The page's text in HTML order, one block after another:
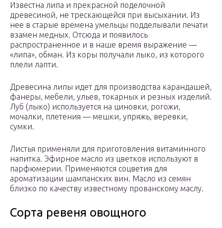
Известна липа и прекрасной поделочной
древесиной, не трескающейся при высыхании. Из
нее в старые времена умельцы подделывали печати
вза­мен медных. Отсюда и появилось
распространенное и в наше время выра­жение —
«липа», обман. Из коры получали лыко, из которого
плели лапти.
Древесина липы идет для производства карандашей,
фанеры, мебели, уль­ев, токарных и резных изделий.
Луб (лыко) используется на циновки, рого­жи,
мочалки, плетения — мешки, упряжь, веревки,
сумки.
Листья применяли для приготовления витаминного
напитка. Эфирное масло из цветков ис­пользуют в
парфюмерии. Применяются соцветия для
ароматизации шампанских вин. Масло из семян
близко по качеству известному прованскому маслу.
Сорта ревеня овощного